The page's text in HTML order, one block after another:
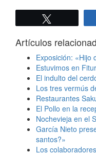
Artículos
Exposición: «Hijo
Estuvimos en
El indulto del
Los tres vermús
Restaurantes
El Pollo en la
Nochevieja en el
García Nieto
santos?»
Los